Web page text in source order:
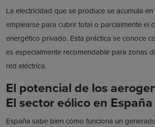
La electricidad que se produce se acumula
emplearse para cubrir total o parcialmente el
energético privado. Esta práctica se conoce
es especialmente recomendable para zonas
red eléctrica.
El potencial de los
El sector eólico en España
España sabe bien cómo funciona un